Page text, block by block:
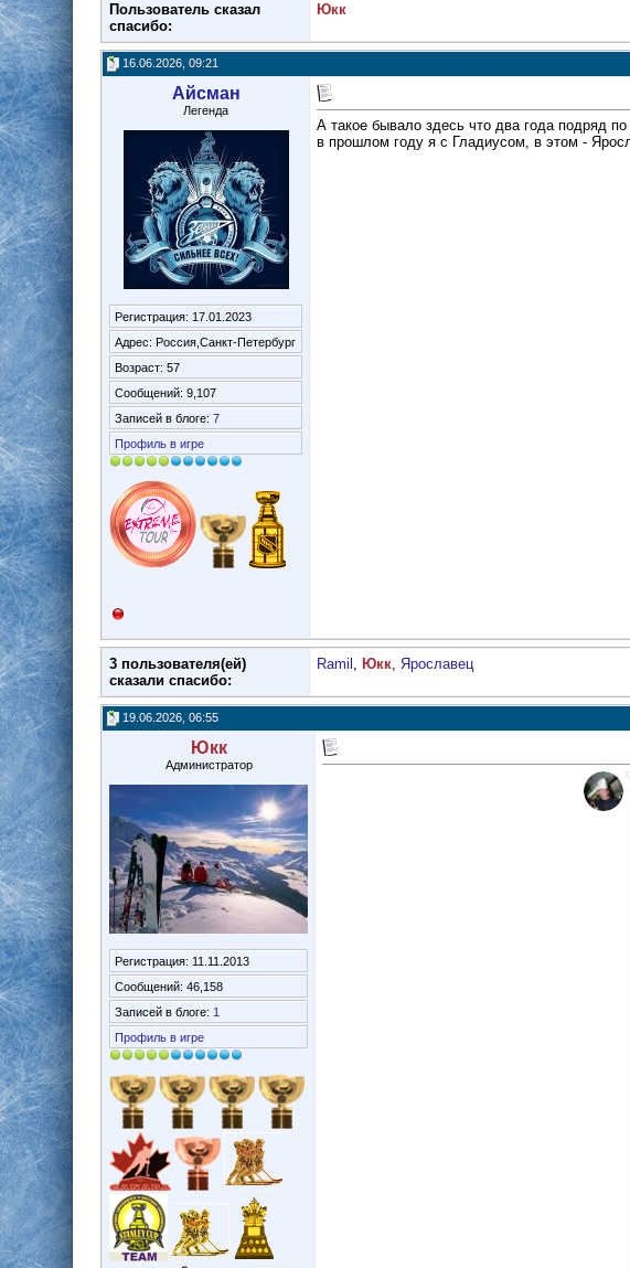
Пользователь сказал
cпасибо:
Юкк
16.06.2026, 09:21
Айсман
Легенда
Регистрация: 17.01.2023
Адрес: Россия,Санкт-Петербург
Возраст: 57
Сообщений: 9,107
Записей в блоге: 7
Профиль в игре
А такое бывало здесь что два года подряд
в прошлом году я с Гладиусом, в этом -
3 пользователя(ей)
сказали cпасибо:
Ramil , Юкк, Ярославец
19.06.2026, 06:55
Юкк
Администратор
Регистрация: 11.11.2013
Сообщений: 46,158
Записей в блоге: 1
Профиль в игре